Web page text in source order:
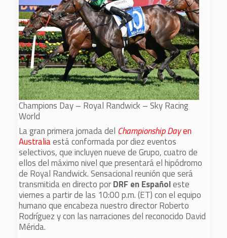
Champions Day – Royal Randwick – Sky Racing
World
La gran primera jornada del Championship Dayen
Australiaestá conformada por diez eventos
selectivos, que incluyen nueve de Grupo, cuatro de
ellos del máximo nivel que presentará el hipódromo
de Royal Randwick. Sensacional reunión que será
transmitida en directo porDRF en Españoleste
viernes a partir de las 10:00 p.m. (ET) con el equipo
humano que encabeza nuestro director Roberto
Rodríguez y con las narraciones del reconocido David
Mérida.